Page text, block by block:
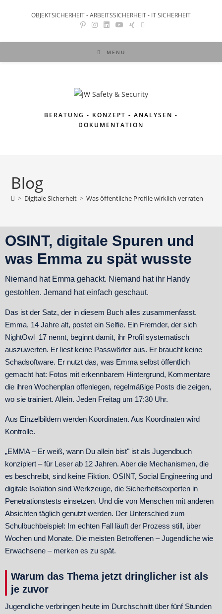
OBJEKTSICHERHEIT - ARBEITSSICHERHEIT - IT SICHERHEIT
MENÜ
BERATUNG - KONZEPT - ANALYSEN -
DOKUMENTATION
Blog
> Digitale Sicherheit > Was öffentliche Profile wirklich verraten
OSINT, digitale Spuren und
was Emma zu spät wusste
Niemand hat Emma gehackt. Niemand hat ihr Handy
gestohlen. Jemand hat einfach geschaut.
Das ist der Satz, der in diesem Buch alles zusammenfasst.
Emma, 14 Jahre alt, postet ein Selfie. Ein Fremder, der sich
NightOwl_17 nennt, beginnt damit, ihr Profil systematisch
auszuwerten. Er liest keine Passwörter aus. Er braucht keine
Schadsoftware. Er nutzt das, was Emma selbst öffentlich
gemacht hat: Fotos mit erkennbarem Hintergrund, Kommentare
die ihren Wochenplan offenlegen, regelmäßige Posts die zeigen,
wo sie trainiert. Allein. Jeden Freitag um 17:30 Uhr.
Aus Einzelbildern werden Koordinaten. Aus Koordinaten wird
Kontrolle.
„EMMA – Er weiß, wann Du allein bist" ist als Jugendbuch
konzipiert – für Leser ab 12 Jahren. Aber die Mechanismen, die
es beschreibt, sind keine Fiktion. OSINT, Social Engineering und
digitale Isolation sind Werkzeuge, die Sicherheitsexperten in
Penetrationstests einsetzen. Und die von Menschen mit anderen
Absichten täglich genutzt werden. Der Unterschied zum
Schulbuchbeispiel: Im echten Fall läuft der Prozess still, über
Wochen und Monate. Die meisten Betroffenen – Jugendliche wie
Erwachsene – merken es zu spät.
Warum das Thema jetzt dringlicher ist als
je zuvor
Jugendliche verbringen heute im Durchschnitt über fünf Stunden